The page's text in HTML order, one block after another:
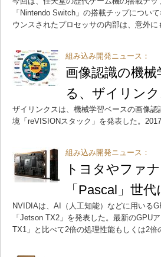
「Nintendo Switch」の搭載チップについ
ウンスされたプロセッサの内部は、意外
組み込み開発ニュース：
画像認識の機
る、ザイリン
ザイリンクスは、機械学習ベースの画像
境「reVISIONスタック」を発表した。
組み込み開発ニュース：
トヨタやファ
「Pascal」世
NVIDIAは、AI（人工知能）などに用いる
「Jetson TX2」を発表した。最新のGPU
TX1」と比べて2倍の処理性能もしくは2倍